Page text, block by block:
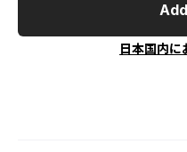
日本国内に